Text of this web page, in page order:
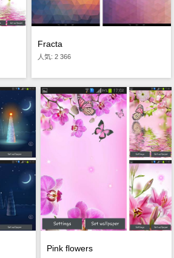
Fracta
人気: 2 366
Pink flowers